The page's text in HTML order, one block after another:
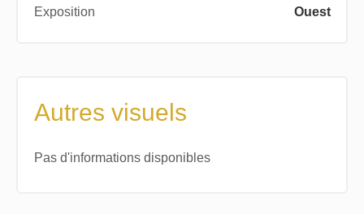
Exposition Ouest
Autres visuels
Pas d'informations disponibles